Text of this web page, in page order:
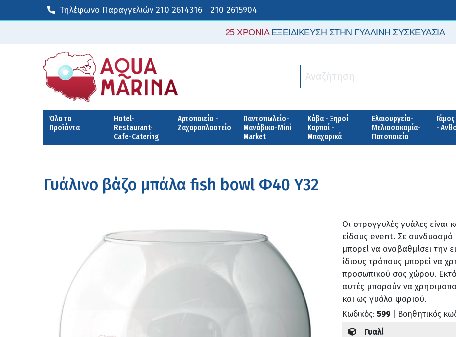
Τηλέφωνο Παραγγελιών 210 2614316 210 2615904
25 ΧΡΟΝΙΑΕΞΕΙΔΙΚΕΥΣΗ ΣΤΗΝ ΓΥΑΛΙΝΗ ΣΥΣΚΕΥΑΣΙΑ
Όλα τα
Προϊόντα
Hotel-
Restaurant-
Cafe-Catering
Αρτοποιείο -
Ζαχαροπλαστείο
Παντοπωλείο-
Μανάβικο-Mini
Market
Κάβα - Ξηροί
Καρποί -
Μπαχαρικά
Ελαιουργεία-
Μελισσοκομία-
Ποτοποιεία
-
Γυάλινo βάζo μπάλα fish bowl Φ40 Υ32
Οι στρογγυλές γυάλες είναι
είδους event. Σε συνδυασμό
μπορεί να αναβαθμίσει την
ίδιους τρόπους μπορεί να
προσωπικού σας χώρου.
αυτές μπορούν να
και ως γυάλα ψαριού.
Κωδικός: 599 | Βοηθητικός
Γυαλί